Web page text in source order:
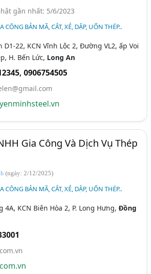
gần nhất: 5/6/2023
CÔNG BẢN MÃ, CẮT, XẺ, DẬP, UỐN THÉP..
D1-22, KCN Vĩnh Lộc 2, Đường VL2, ấp Voi
H. Bến Lức, Long An
,0906754505
Gia Công Và Dịch Vụ Thép
(ngày: 2/12/2025)
CÔNG BẢN MÃ, CẮT, XẺ, DẬP, UỐN THÉP..
4A, KCN Biên Hòa 2, P. Long Hưng,Đồng